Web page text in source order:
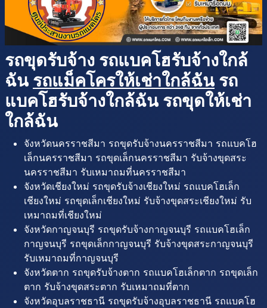
รถขุดรับจ้าง รถแบคโฮรับจ้างใกล้
ฉัน รถแม็คโครให้เช่าใกล้ฉัน รถ
แบคโฮรับจ้างใกล้ฉัน รถขุดให้เช่า
ใกล้ฉัน
จังหวัดนครราชสีมา รถขุดรับจ้างนครราชสีมา รถแบคโฮ
เล็กนครราชสีมา รถขุดเล็กนครราชสีมา รับจ้างขุดสระ
นครราชสีมา รับเหมาถมที่นครราชสีมา
จังหวัดเชียงใหม่ รถขุดรับจ้างเชียงใหม่ รถแบคโฮเล็ก
เชียงใหม่ รถขุดเล็กเชียงใหม่ รับจ้างขุดสระเชียงใหม่ รับ
เหมาถมที่เชียงใหม่
จังหวัดกาญจนบุรี รถขุดรับจ้างกาญจนบุรี รถแบคโฮเล็ก
กาญจนบุรี รถขุดเล็กกาญจนบุรี รับจ้างขุดสระกาญจนบุรี
รับเหมาถมที่กาญจนบุรี
จังหวัดตาก รถขุดรับจ้างตาก รถแบคโฮเล็กตาก รถขุดเล็ก
ตาก รับจ้างขุดสระตาก รับเหมาถมที่ตาก
จังหวัดอุบลราชธานี รถขุดรับจ้างอุบลราชธานี รถแบคโฮ